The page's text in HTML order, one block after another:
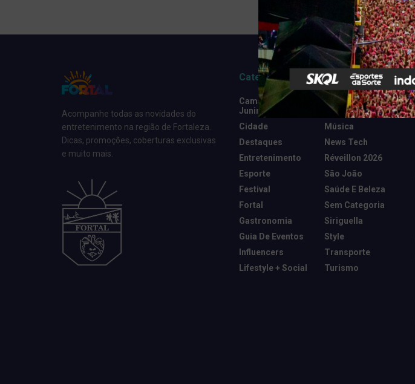
Acompanhe todas as novidades do
entretenimento na região de Fortaleza.
Dicas, promoções, coberturas exclusivas
e muito mais.
Categorias
Camarote Vip
Junino
Cidade
Destaques
Entretenimento
Esporte
Festival
Fortal
Gastronomia
Guia De Eventos
Influencers
Lifestyle + Social
Marketing E
Negócios
Música
News Tech
Réveillon 2026
São João
Saúde E Beleza
Sem Categoria
Siriguella
Style
Transporte
Turismo